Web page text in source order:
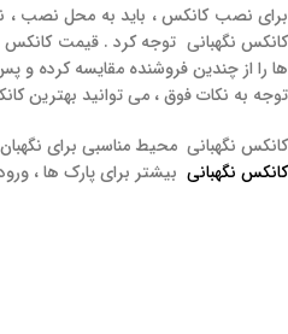
برای نصب کانکس ، باید به محل نصب ،
کانکس نگهبانی توجه کرد . قیمت
ها را از چندین فروشنده مقایسه کرده و
توجه به نکات فوق ، می‌ توانید بهترین
کانکس نگهبانی محیط مناسبی برای
کانکس نگهبانی بیشتر برای پارک ها ،